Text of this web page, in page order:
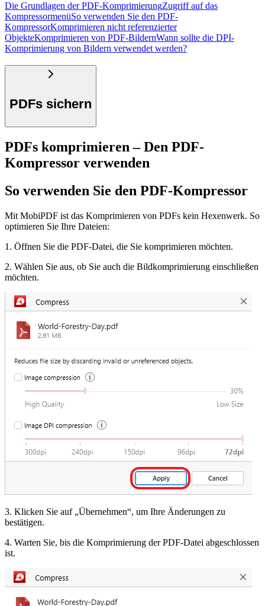
Die Grundlagen der PDF-KomprimierungZugriff auf das
KompressormenüSo verwenden Sie den PDF-
KompressorKomprimieren nicht referenzierter
ObjekteKomprimieren von PDF-BildernWann sollte die DPI-
Komprimierung von Bildern verwendet werden?
PDFs sichern
PDFs komprimieren – Den PDF-
Kompressor verwenden
So verwenden Sie den PDF-Kompressor
Mit MobiPDF ist das Komprimieren von PDFs kein Hexenwerk. So
optimieren Sie Ihre Dateien:
1. Öffnen Sie die PDF-Datei, die Sie komprimieren möchten.
2. Wählen Sie aus, ob Sie auch die Bildkomprimierung einschließen
möchten.
3. Klicken Sie auf „Übernehmen“, um Ihre Änderungen zu
bestätigen.
4. Warten Sie, bis die Komprimierung der PDF-Datei abgeschlossen
ist.